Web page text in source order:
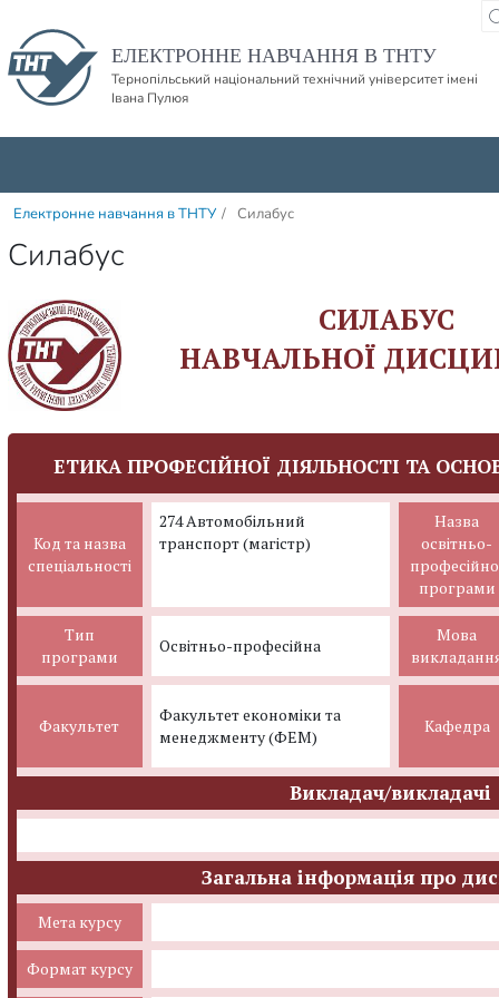
ЕЛЕКТРОННЕ НАВЧАННЯ В ТНТУ
Тернопільський національний технічний університет імені
Івана Пулюя
Електронне навчання в ТНТУ / Силабус
Силабус
СИЛАБУС
НАВЧАЛЬНОЇ
ЕТИКА ПРОФЕСІЙНОЇ ДІЯЛЬНОСТІ ТА
Код та назва
спеціальності
Назва
освітньо-
програми
274 Автомобільний
транспорт (магістр)
Тип
програми
Освітньо-професійна
Мова
Факультет
Факультет економіки та
менеджменту (ФЕМ)
Кафедра
Викладач/викладачі
Загальна інформація про
Мета курсу
Формат курсу